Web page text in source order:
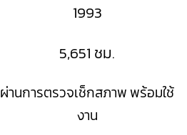
1993
5,651 ชม.
ผ่านการตรวจเช็กสภาพ พร้อมใช้
งาน